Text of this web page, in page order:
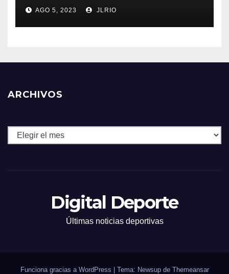
AGO 5, 2023 JLRIO
ARCHIVOS
Archivos
Digital Deporte
Últimas noticias deportivas
Funciona gracias a WordPress Tema: Newsup de Themeansar